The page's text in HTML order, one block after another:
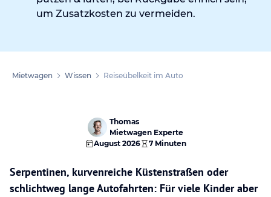
um Zusatzkosten zu vermeiden.
Mietwagen Wissen Reiseübelkeit im Auto
Thomas
Mietwagen Experte
August 2026
7 Minuten
Serpentinen, kurvenreiche Küstenstraßen oder
schlichtweg lange Autofahrten: Für viele Kinder aber